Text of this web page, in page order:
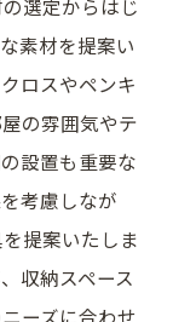
選定からはじ
素材を提案い
ロスやペンキ
の雰囲気やテ
設置も重要な
考慮しなが
提案いたしま
収納スペース
ーズに合わせ